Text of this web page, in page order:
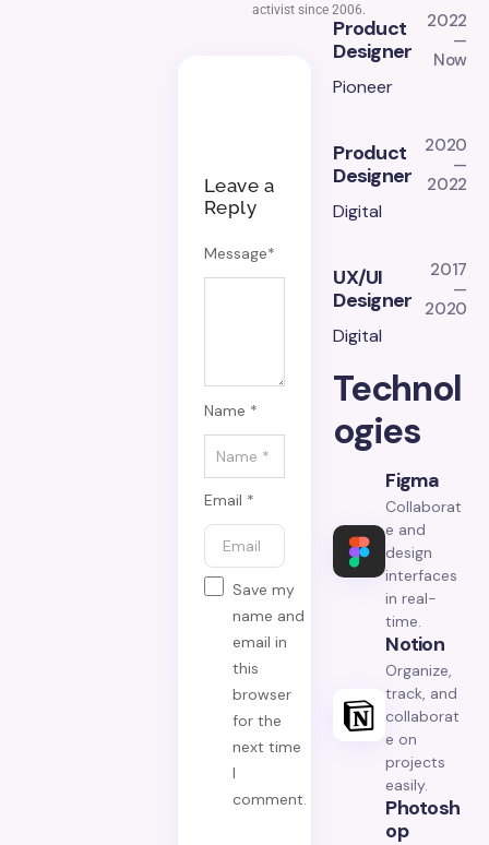
activist since 2006.
Leave a
Reply
Message*
Name *
Email *
Save my
name and
email in
this
browser
for the
next time
I
comment.
Product
Designer
2022
—
Now
Pioneer
Product
Designer
2020
—
2022
Digital
UX/UI
Designer
2017
—
2020
Digital
Technol
ogies
Figma
Collaborat
e and
design
interfaces
in real-
time.
Notion
Organize,
track, and
collaborat
e on
projects
easily.
Photosh
Op